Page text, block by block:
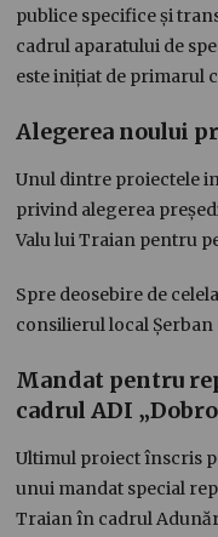
publice specifice și
cadrul aparatului de
este inițiat de primarul
Alegerea noului
Unul dintre proiectele
privind alegerea
Valu lui Traian pentru
Spre deosebire de
consilierul local
Mandat pentru
cadrul ADI
Ultimul proiect înscris
unui mandat special
Traian în cadrul